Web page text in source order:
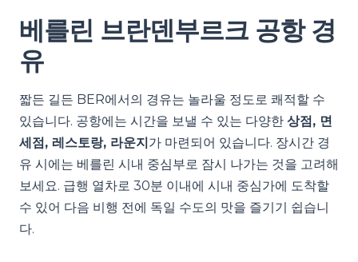
베를린 브란덴부르크 공항 경
유
짧든 길든 BER에서의 경유는 놀라울 정도로 쾌적할 수
있습니다. 공항에는 시간을 보낼 수 있는 다양한 상점, 면
세점, 레스토랑, 라운지가 마련되어 있습니다. 장시간 경
유 시에는 베를린 시내 중심부로 잠시 나가는 것을 고려해
보세요. 급행 열차로 30분 이내에 시내 중심가에 도착할
수 있어 다음 비행 전에 독일 수도의 맛을 즐기기 쉽습니
다.